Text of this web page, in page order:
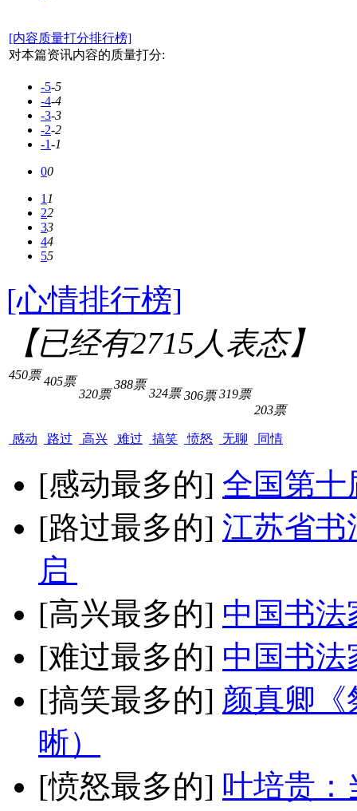
[内容质量打分排行榜]
对本篇资讯内容的质量打分:
-5-5
-4-4
-3-3
-2-2
-1-1
00
11
22
33
44
55
[心情排行榜]
【已经有2715人表态】
450票
感动
405票
路过
320票
高兴
388票
难过
324票
搞笑
306票
愤怒
319票
无聊
203票
同情
[感动最多的] 全国第十
[路过最多的] 江苏省书
启
[高兴最多的] 中国书法
[难过最多的] 中国书法
[搞笑最多的] 颜真卿《
晰）
[愤怒最多的] 叶培贵：